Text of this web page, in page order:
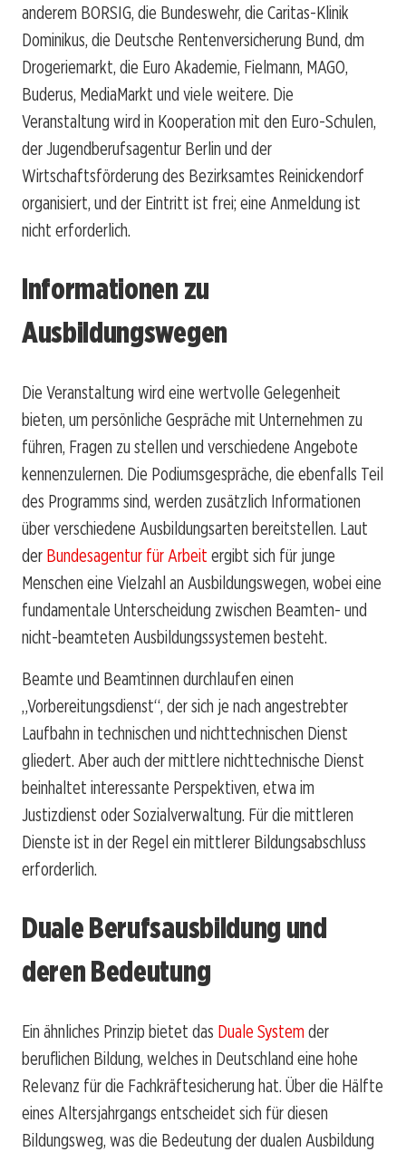
anderem BORSIG, die Bundeswehr, die Caritas-Klinik
Dominikus, die Deutsche Rentenversicherung Bund, dm
Drogeriemarkt, die Euro Akademie, Fielmann, MAGO,
Buderus, MediaMarkt und viele weitere. Die
Veranstaltung wird in Kooperation mit den Euro-Schulen,
der Jugendberufsagentur Berlin und der
Wirtschaftsförderung des Bezirksamtes Reinickendorf
organisiert, und der Eintritt ist frei; eine Anmeldung ist
nicht erforderlich.
Informationen zu
Ausbildungswegen
Die Veranstaltung wird eine wertvolle Gelegenheit
bieten, um persönliche Gespräche mit Unternehmen zu
führen, Fragen zu stellen und verschiedene Angebote
kennenzulernen. Die Podiumsgespräche, die ebenfalls Teil
des Programms sind, werden zusätzlich Informationen
über verschiedene Ausbildungsarten bereitstellen. Laut
der Bundesagentur für Arbeit ergibt sich für junge
Menschen eine Vielzahl an Ausbildungswegen, wobei eine
fundamentale Unterscheidung zwischen Beamten- und
nicht-beamteten Ausbildungssystemen besteht.
Beamte und Beamtinnen durchlaufen einen
„Vorbereitungsdienst“, der sich je nach angestrebter
Laufbahn in technischen und nichttechnischen Dienst
gliedert. Aber auch der mittlere nichttechnische Dienst
beinhaltet interessante Perspektiven, etwa im
Justizdienst oder Sozialverwaltung. Für die mittleren
Dienste ist in der Regel ein mittlerer Bildungsabschluss
erforderlich.
Duale Berufsausbildung und
deren Bedeutung
Ein ähnliches Prinzip bietet das Duale System der
beruflichen Bildung, welches in Deutschland eine hohe
Relevanz für die Fachkräftesicherung hat. Über die Hälfte
eines Altersjahrgangs entscheidet sich für diesen
Bildungsweg, was die Bedeutung der dualen Ausbildung